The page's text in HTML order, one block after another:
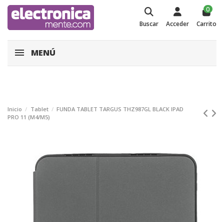
Buscar Acceder
0
Carrito
MENÚ
Inicio Tablet
FUNDA TABLET TARGUS THZ987GL BLACK IPAD
PRO 11 (M4/M5)